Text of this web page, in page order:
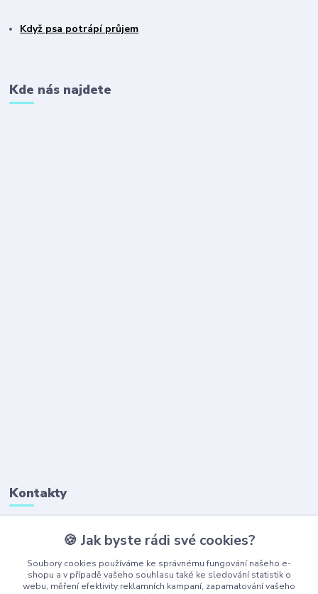
Když psa potrápí průjem
Kde nás najdete
Kontakty
+420 777 323 641
(Po-Pá, 8-16 hod.)
obchod@ajaxshop.cz
🍪 Jak byste rádi své cookies?
Soubory cookies používáme ke správnému fungování našeho e-
shopu a v případě vašeho souhlasu také ke sledování statistik o
webu, měření efektivity reklamních kampaní, zapamatování vašeho